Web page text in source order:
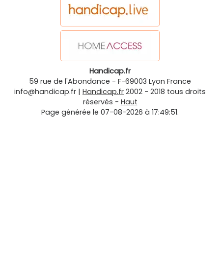
Handicap.fr
59 rue de l'Abondance - F-69003 Lyon France
info@handicap.fr | Handicap.fr 2002 - 2018 tous droits
réservés - Haut
Page générée le 07-08-2026 à 17:49:51.